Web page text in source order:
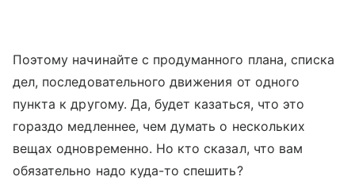
Поэтому начинайте с продуманного плана, списка
дел, последовательного движения от одного
пункта к другому. Да, будет казаться, что это
гораздо медленнее, чем думать о нескольких
вещах одновременно. Но кто сказал, что вам
обязательно надо куда-то спешить?